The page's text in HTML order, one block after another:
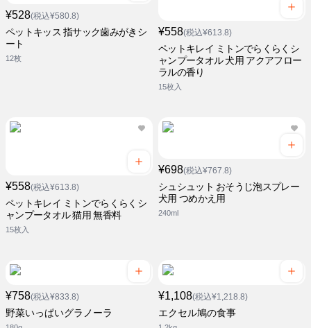
¥528(税込¥580.8)
ペットキッス 指サック歯みがきシ
ート
12枚
¥558(税込¥613.8)
ペットキレイ ミトンでらくらくシ
ャンプータオル 犬用 アクアフロー
ラルの香り
15枚入
¥558(税込¥613.8)
ペットキレイ ミトンでらくらくシ
ャンプータオル 猫用 無香料
15枚入
¥698(税込¥767.8)
シュシュット おそうじ泡スプレー
犬用 つめかえ用
240ml
¥758(税込¥833.8)
野菜いっぱいグラノーラ
¥1,108(税込¥1,218.8)
エクセル鳩の食事